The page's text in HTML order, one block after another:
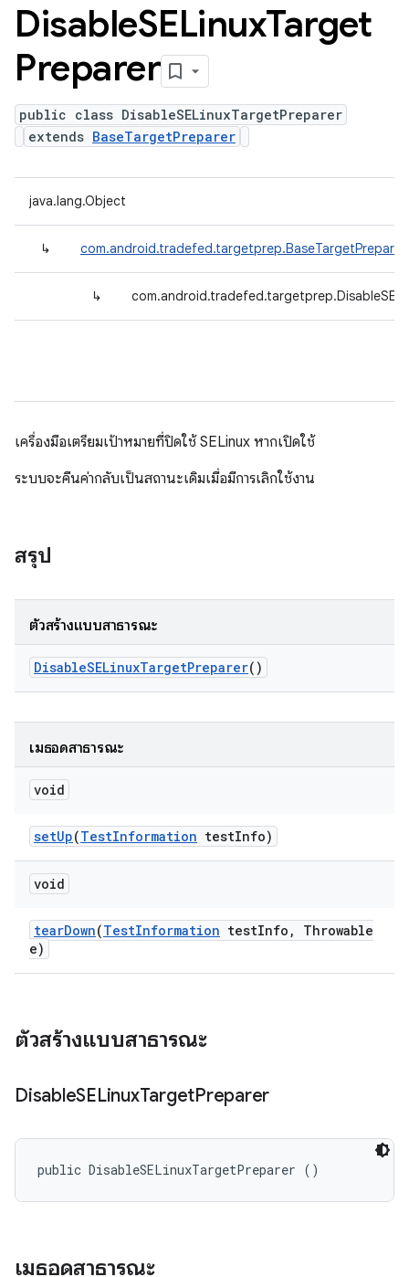
DisableSELinuxTarget
Preparer
public class DisableSELinuxTargetPreparer
extends BaseTargetPreparer
java.lang.Object
↳ com.android.tradefed.targetprep.BaseTargetPreparer
↳
เครื่องมือเตรียมเป้าหมายที่ปิดใช้ SELinux หากเปิดใช้
ระบบจะคืนค่ากลับเป็นสถานะเดิมเมื่อมีการเลิกใช้งาน
สรุป
ตัวสร้างแบบสาธารณะ
DisableSELinuxTargetPreparer()
เมธอดสาธารณะ
void
setUp(TestInformation testInfo)
void
tearDown(TestInformation testInfo ,
Throwable
e)
ตัวสร้างแบบสาธารณะ
DisableSELinuxTargetPreparer
public DisableSELinuxTargetPreparer ()
เมธอดสาธารณะ